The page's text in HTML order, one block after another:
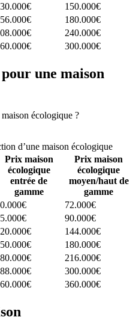
150.000€
180.000€
240.000€
300.000€
une maison
écologique ?
d’une maison écologique
Prix maison
écologique
entrée de
gamme
Prix maison
écologique
moyen/haut de
gamme
72.000€
90.000€
144.000€
180.000€
216.000€
300.000€
360.000€